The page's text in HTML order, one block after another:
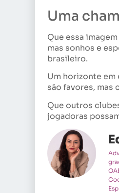
Uma
Que essa
mas sonhos e
brasileiro.
Um horizonte em
são favores, mas
Que outros
jogadoras